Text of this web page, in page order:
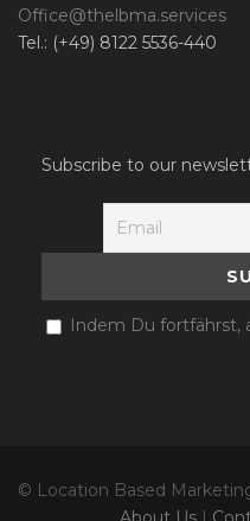
Office@thelbma.services
Tel.: (+49) 8122 5536-440
Subscribe to our
Indem Du fortfährst,
© Location Based